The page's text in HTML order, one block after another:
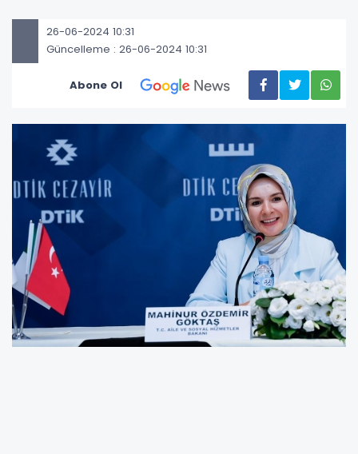
26-06-2024 10:31
Güncelleme : 26-06-2024 10:31
Abone Ol